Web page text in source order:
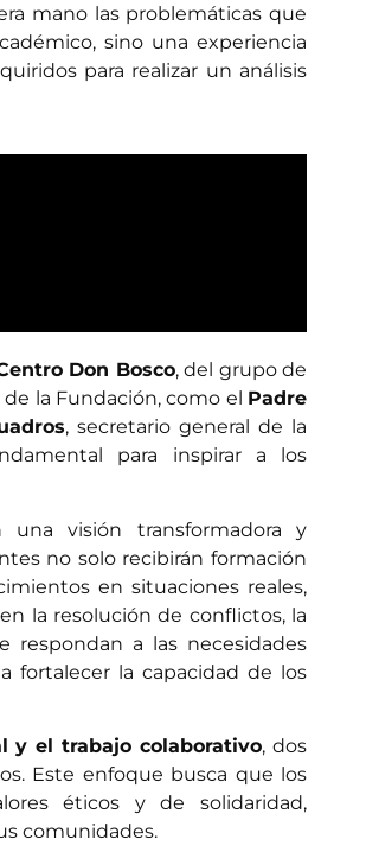
mano las problemáticas que
sino una experiencia
para realizar un análisis
Don Bosco, del grupo de
la Fundación, como el Padre
, secretario general de la
para inspirar a los
visión transformadora y
no solo recibirán formación
en situaciones reales,
la resolución de conflictos, la
respondan a las necesidades
fortalecer la capacidad de los
y el trabajo colaborativo, dos
Este enfoque busca que los
éticos y de solidaridad,
comunidades.